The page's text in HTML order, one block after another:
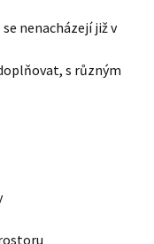
nenacházejí již v
s různým